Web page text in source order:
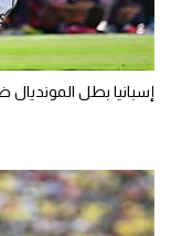
رياضة نسائية
آسيا
أمريكا
أقسام خاصة
إسبانيا بطل المونديال